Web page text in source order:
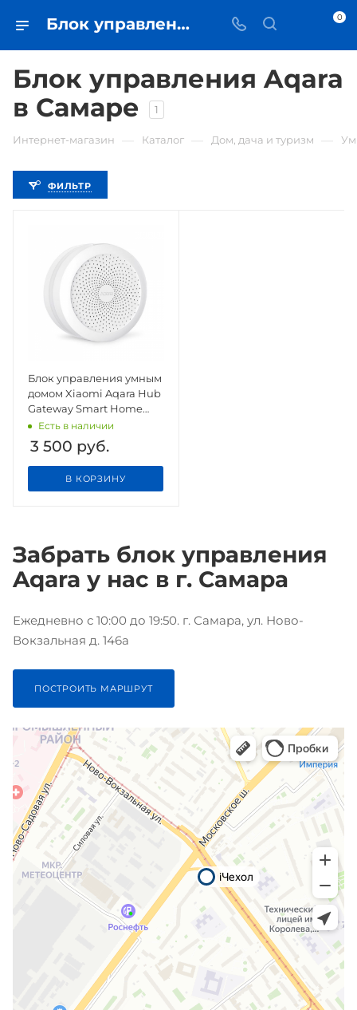
Блок управления Aqara • купить блок управления в Самаре - iЧехол 0
Блок управления Aqara
в Самаре
1
Интернет-магазин Каталог Дом, дача и туризм
ФИЛЬТР
Блок управления умным
домом Xiaomi Aqara Hub
Gateway Smart Home
Apple Homekit
Есть в наличии
3 500 руб.
В КОРЗИНУ
Забрать блок управления
Aqara у нас в г. Самара
Ежедневно с 10:00 до 19:50. г. Самара, ул. Ново-
Вокзальная д. 146а
ПОСТРОИТЬ МАРШРУТ